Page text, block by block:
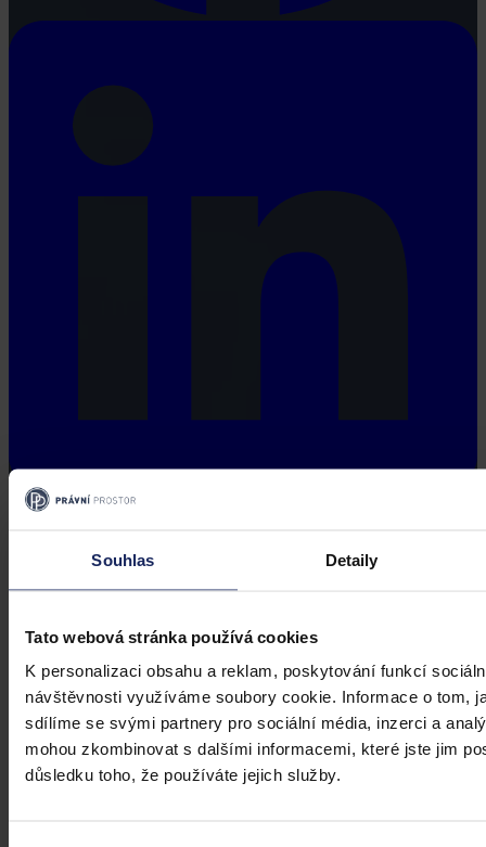
Souhlas Detaily
Tato webová stránka používá cookies
K personalizaci obsahu a reklam, poskytování funkcí
návštěvnosti využíváme soubory cookie. Informace o tom,
sdílíme se svými partnery pro sociální média, inzerci a
mohou zkombinovat s dalšími informacemi, které jste jim
důsledku toho, že používáte jejich služby.